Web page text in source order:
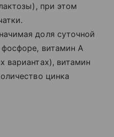
при этом
доля суточной
витамин A
вариантах), витамин
цинка